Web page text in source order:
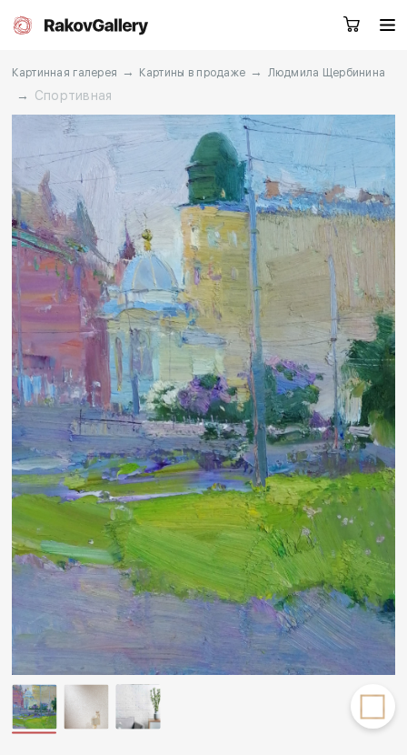
Екатеринбург
RU EN CN
Каталог Художники
О нас Услуги
События Контакты
Другие проекты
Rakov
baget
Rakov
special
Заказать звонок
Картинная галерея → Картины в продаже → Людмила Щербинина
→ Спортивная